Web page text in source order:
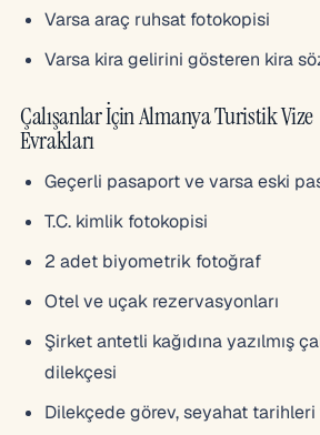
Varsa araç ruhsat fotokopisi
Varsa kira gelirini gösteren kira
Çalışanlar İçin Almanya Turistik Vize
Evrakları
Geçerli pasaport ve varsa eski
T.C. kimlik fotokopisi
2 adet biyometrik fotoğraf
Otel ve uçak rezervasyonları
Şirket antetli kağıdına yazılmış
dilekçesi
Dilekçede görev, seyahat tarihleri